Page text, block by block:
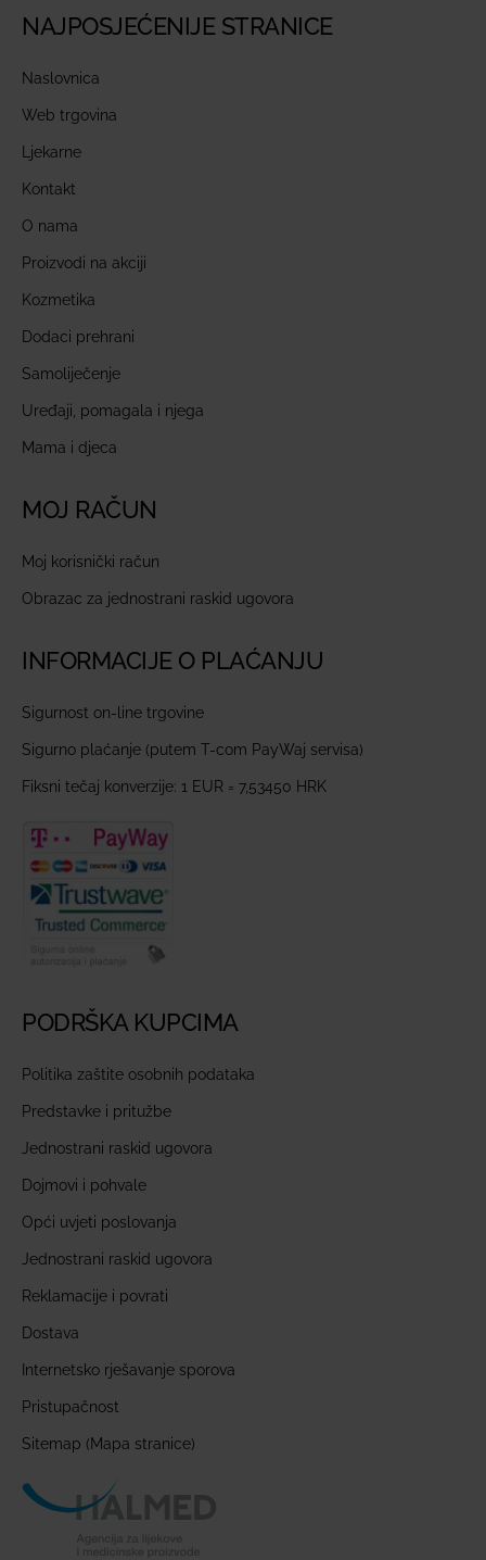
NAJPOSJEĆENIJE STRANICE
Naslovnica
Web trgovina
Ljekarne
Kontakt
O nama
Proizvodi na akciji
Kozmetika
Dodaci prehrani
Samoliječenje
Uređaji, pomagala i njega
Mama i djeca
MOJ RAČUN
Moj korisnički račun
Obrazac za jednostrani raskid ugovora
INFORMACIJE O PLAĆANJU
Sigurnost on-line trgovine
Sigurno plaćanje (putem T-com PayWaj servisa)
Fiksni tečaj konverzije: 1 EUR = 7,53450 HRK
PODRŠKA KUPCIMA
Politika zaštite osobnih podataka
Predstavke i pritužbe
Jednostrani raskid ugovora
Dojmovi i pohvale
Opći uvjeti poslovanja
Jednostrani raskid ugovora
Reklamacije i povrati
Dostava
Internetsko rješavanje sporova
Pristupačnost
Sitemap (Mapa stranice)